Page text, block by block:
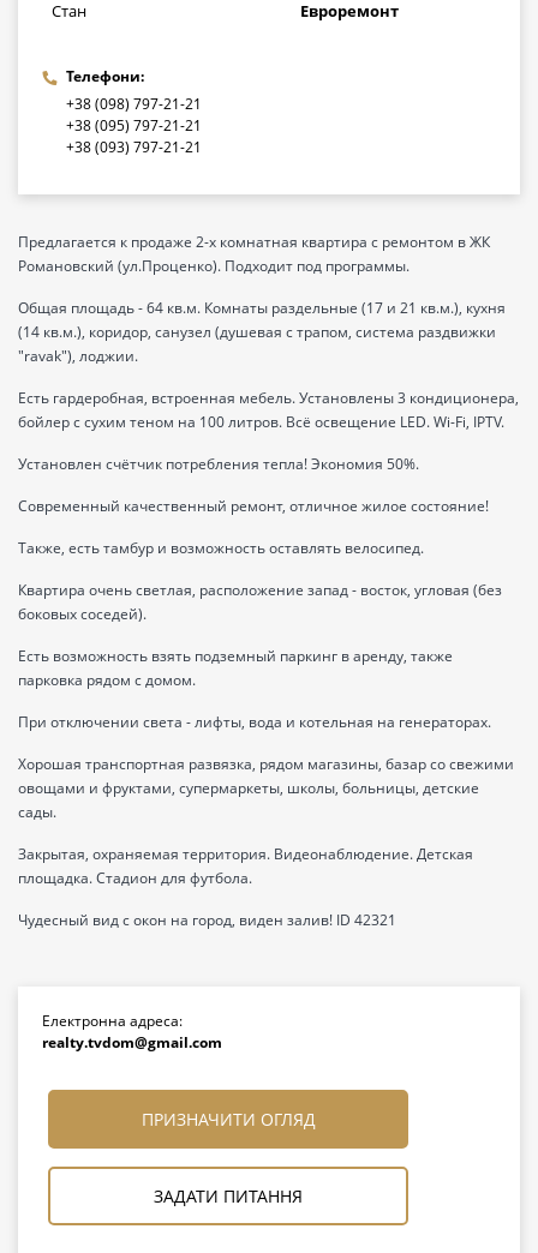
Стан
Евроремонт
Телефони:
+38 (098) 797-21-21
+38 (095) 797-21-21
+38 (093) 797-21-21
Предлагается к продаже 2-х комнатная квартира с ремонтом в ЖК
Романовский (ул.Проценко). Подходит под программы.
Общая площадь - 64 кв.м. Комнаты раздельные (17 и 21 кв.м.), кухня
(14 кв.м.), коридор, санузел (душевая с трапом, система раздвижки
"ravak"), лоджии.
Есть гардеробная, встроенная мебель. Установлены 3 кондиционера,
бойлер с сухим теном на 100 литров. Всё освещение LED. Wi-Fi, IPTV.
Установлен счётчик потребления тепла! Экономия 50%.
Современный качественный ремонт, отличное жилое состояние!
Также, есть тамбур и возможность оставлять велосипед.
Квартира очень светлая, расположение запад - восток, угловая (без
боковых соседей).
Есть возможность взять подземный паркинг в аренду, также
парковка рядом с домом.
При отключении света - лифты, вода и котельная на генераторах.
Хорошая транспортная развязка, рядом магазины, базар со свежими
овощами и фруктами, супермаркеты, школы, больницы, детские
сады.
Закрытая, охраняемая территория. Видеонаблюдение. Детская
площадка. Стадион для футбола.
Чудесный вид с окон на город, виден залив! ID 42321
Електронна адреса:
realty.tvdom@gmail.com
ПРИЗНАЧИТИ ОГЛЯД
ЗАДАТИ ПИТАННЯ